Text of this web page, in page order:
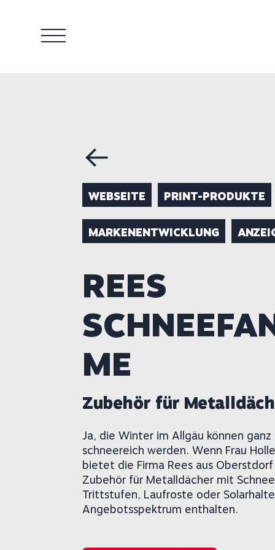
WEBSEITE PRINT-PRODUKTE
MARKENENTWICKLUNG
REES
ME
Zubehör für
Ja, die Winter im Allgäu können
schneereich werden. Wenn Frau
bietet die Firma Rees aus
Zubehör für Metalldächer mit
Trittstufen, Laufroste oder
Angebotsspektrum enthalten.